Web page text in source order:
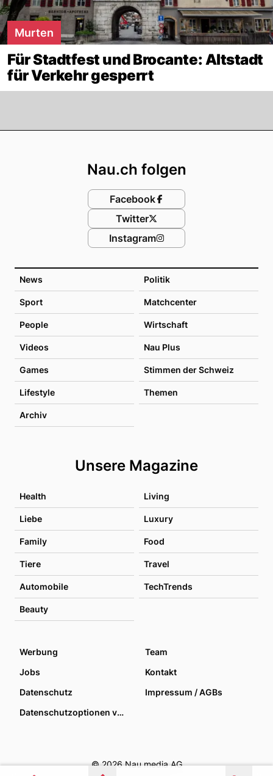
Murten
Für Stadtfest und Brocante: Altstadt
für Verkehr gesperrt
News Politik
Sport Matchcenter
People Wirtschaft
Videos Nau Plus
Games Stimmen der Schweiz
Lifestyle Themen
Archiv
Unsere Magazine
Health Living
Liebe Luxury
Family Food
Tiere Travel
Automobile TechTrends
Beauty
Nau.ch folgen
Facebook
Twitter
Instagram
Werbung
Team
Jobs
Kontakt
Datenschutz
Impressum / AGBs
Datenschutzoptionen verwalten
© 2026 Nau media AG